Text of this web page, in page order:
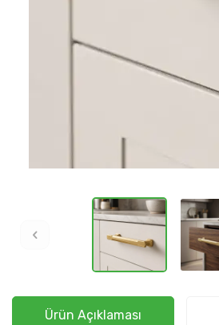
Ürün Açıklaması